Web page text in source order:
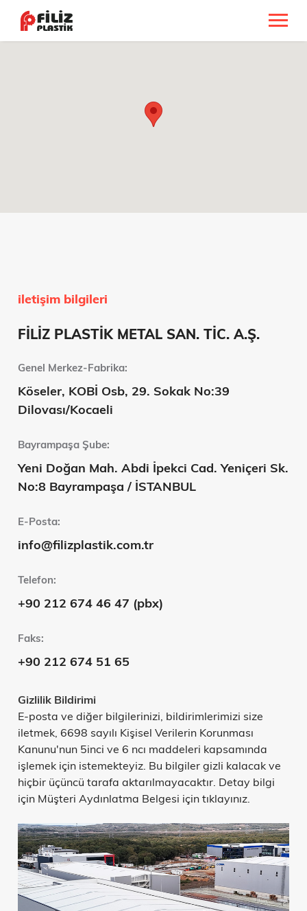
iletişim bilgileri
FİLİZ PLASTİK METAL SAN. TİC. A.Ş.
Genel Merkez-Fabrika:
Köseler, KOBİ Osb, 29. Sokak No:39
Dilovası/Kocaeli
Bayrampaşa Şube:
Yeni Doğan Mah. Abdi İpekci Cad. Yeniçeri Sk.
No:8 Bayrampaşa / İSTANBUL
E-Posta:
info@filizplastik.com.tr
Telefon:
+90 212 674 46 47 (pbx)
Faks:
+90 212 674 51 65
Gizlilik Bildirimi
E-posta ve diğer bilgilerinizi, bildirimlerimizi size
iletmek, 6698 sayılı Kişisel Verilerin Korunması
Kanunu'nun 5inci ve 6 ncı maddeleri kapsamında
işlemek için istemekteyiz. Bu bilgiler gizli kalacak ve
hiçbir üçüncü tarafa aktarılmayacaktır. Detay bilgi
için Müşteri Aydınlatma Belgesi için tıklayınız.